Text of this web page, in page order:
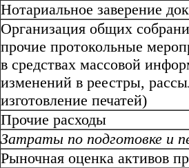
Нотариальное заверение
Организация общих
прочие протокольные
в средствах массовой
изменений в реестры,
изготовление печатей)
Прочие расходы
Затраты по подготовке и
Рыночная оценка активов